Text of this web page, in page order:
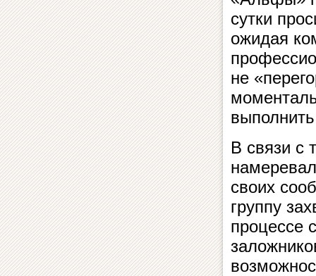
сутки
ожидая
не
В связи с
своих
группу
процессе